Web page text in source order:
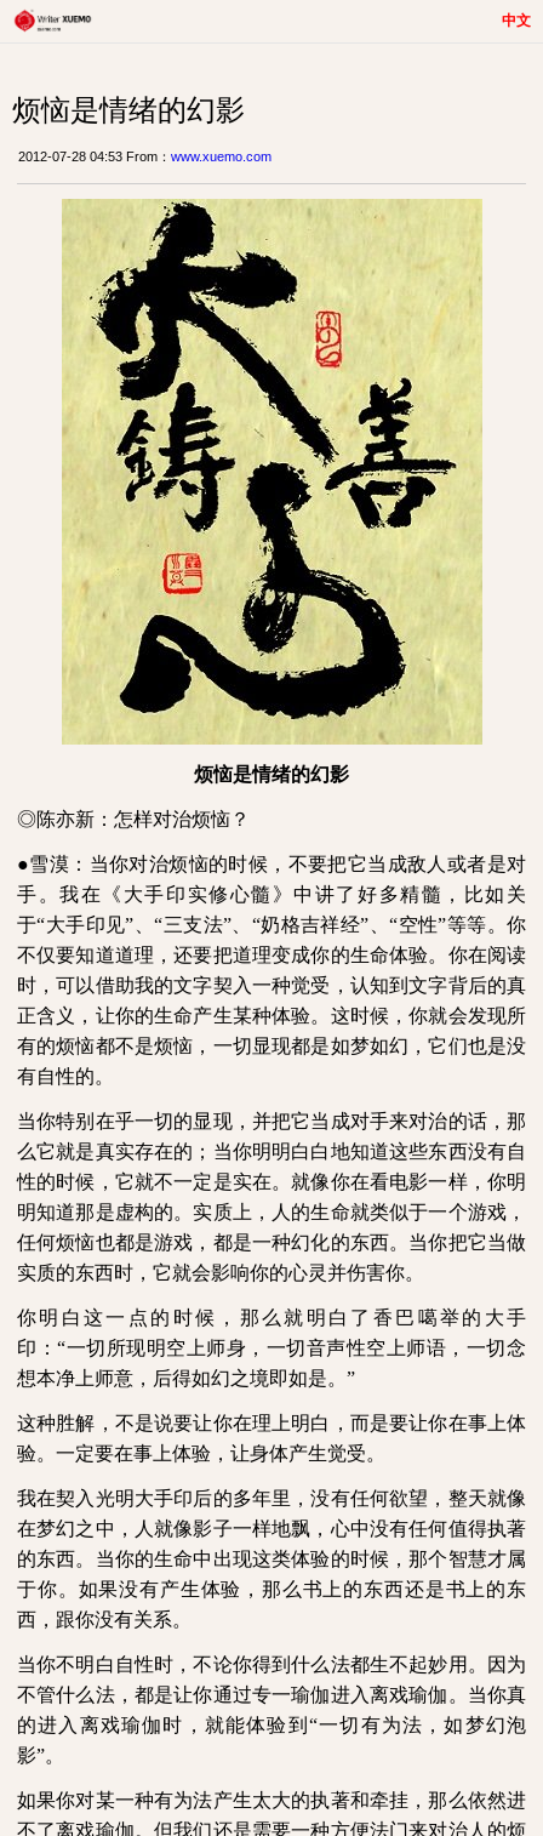
中文
烦恼是情绪的幻影
2012-07-28 04:53 From： www.xuemo.com
烦恼是情绪的幻影
◎陈亦新：怎样对治烦恼？
●雪漠：当你对治烦恼的时候，不要把它当成敌人或者是对
手。我在《大手印实修心髓》中讲了好多精髓，比如关
于“大手印见”、“三支法”、“奶格吉祥经”、“空性”等等。你
不仅要知道道理，还要把道理变成你的生命体验。你在阅读
时，可以借助我的文字契入一种觉受，认知到文字背后的真
正含义，让你的生命产生某种体验。这时候，你就会发现所
有的烦恼都不是烦恼，一切显现都是如梦如幻，它们也是没
有自性的。
当你特别在乎一切的显现，并把它当成对手来对治的话，那
么它就是真实存在的；当你明明白白地知道这些东西没有自
性的时候，它就不一定是实在。就像你在看电影一样，你明
明知道那是虚构的。实质上，人的生命就类似于一个游戏，
任何烦恼也都是游戏，都是一种幻化的东西。当你把它当做
实质的东西时，它就会影响你的心灵并伤害你。
你明白这一点的时候，那么就明白了香巴噶举的大手
印：“一切所现明空上师身，一切音声性空上师语，一切念
想本净上师意，后得如幻之境即如是。”
这种胜解，不是说要让你在理上明白，而是要让你在事上体
验。一定要在事上体验，让身体产生觉受。
我在契入光明大手印后的多年里，没有任何欲望，整天就像
在梦幻之中，人就像影子一样地飘，心中没有任何值得执著
的东西。当你的生命中出现这类体验的时候，那个智慧才属
于你。如果没有产生体验，那么书上的东西还是书上的东
西，跟你没有关系。
当你不明白自性时，不论你得到什么法都生不起妙用。因为
不管什么法，都是让你通过专一瑜伽进入离戏瑜伽。当你真
的进入离戏瑜伽时，就能体验到“一切有为法，如梦幻泡
影”。
如果你对某一种有为法产生太大的执著和牵挂，那么依然进
不了离戏瑜伽。但我们还是需要一种方便法门来对治人的烦